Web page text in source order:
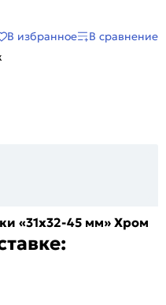
В избранное
В сравнение
«31х32-45 мм» Хром